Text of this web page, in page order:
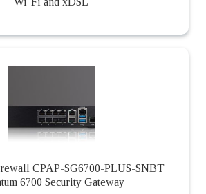
CPAP-SG6700-PLUS-SNBT
6700 Security Gateway